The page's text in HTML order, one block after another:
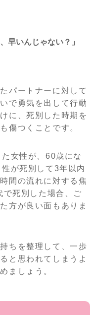
早いんじゃない？」
パートナーに対して
で勇気を出して行動
に、死別した時期を
傷つくことです。
女性が、60歳にな
が死別して3年以内
間の流れに対する焦
死別した場合、ご
方が良い面もありま
ちを整理して、一歩
と思われてしまうよ
ましょう。